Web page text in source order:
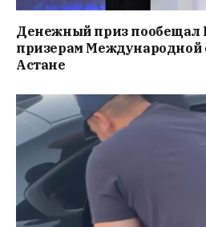
Денежный приз пообещал
призерам
Астане